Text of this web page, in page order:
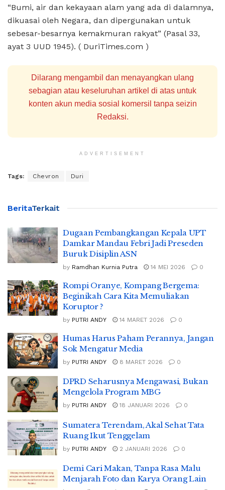
“Bumi, air dan kekayaan alam yang ada di dalamnya,
dikuasai oleh Negara, dan dipergunakan untuk
sebesar-besarnya kemakmuran rakyat” (Pasal 33,
ayat 3 UUD 1945). ( DuriTimes.com )
Dilarang mengambil dan menayangkan ulang
sebagian atau keseluruhan artikel di atas untuk
konten akun media sosial komersil tanpa seizin
Redaksi.
ADVERTISEMENT
Tags: Chevron Duri
BeritaTerkait
Dugaan Pembangkangan Kepala UPT
Damkar Mandau Febri Jadi Preseden
Buruk Disiplin ASN
by Ramdhan Kurnia Putra 14 MEI 2026 0
Rompi Oranye, Kompang Bergema:
Beginikah Cara Kita Memuliakan
Koruptor ?
by PUTRI ANDY 14 MARET 2026 0
Humas Harus Paham Perannya, Jangan
Sok Mengatur Media
by PUTRI ANDY 8 MARET 2026 0
DPRD Seharusnya Mengawasi, Bukan
Mengelola Program MBG
by PUTRI ANDY 18 JANUARI 2026 0
Sumatera Terendam, Akal Sehat Tata
Ruang Ikut Tenggelam
by PUTRI ANDY 2 JANUARI 2026 0
Demi Cari Makan, Tanpa Rasa Malu
Menjarah Foto dan Karya Orang Lain